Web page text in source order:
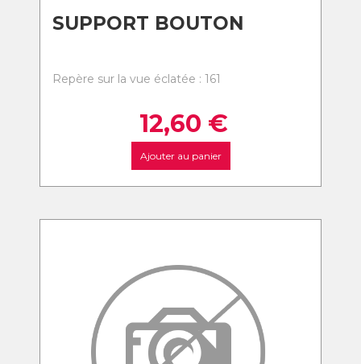
SUPPORT BOUTON
Repère sur la vue éclatée : 161
12,60 €
Ajouter au panier